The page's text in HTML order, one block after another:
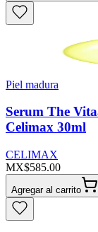
Piel madura
Serum The
Celimax 30ml
CELIMAX
MX$585.00
Agregar al carrito